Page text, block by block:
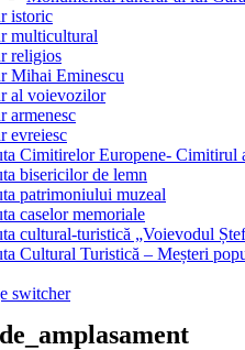
istoric
multicultural
religios
Mihai Eminescu
al voievozilor
armenesc
evreiesc
Cimitirelor Europene- Cimitirul
bisericilor de lemn
patrimoniului muzeal
caselor memoriale
cultural-turistică „Voievodul
Cultural Turistică – Meșteri
switcher